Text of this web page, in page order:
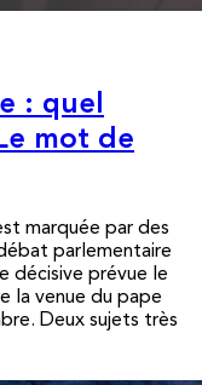
: quel
mot de
marquée par des
parlementaire
décisive prévue le
la venue du pape
Deux sujets très